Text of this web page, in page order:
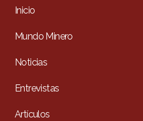
Inicio
Mundo Minero
Noticias
Entrevistas
Artículos